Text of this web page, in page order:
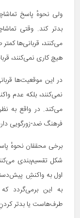
ولی نحوهٔ پاسخ
بدتر کند. وقتی
می‌کنند، قربانی‌ها
هیچ کاری نمی‌کنند،
در این موقعیت‌ها
نمی‌کنند، بلکه عدم
می‌کند. در واقع به
فرهنگ ضد-زورگویی
برخی محققان نحوهٔ
شکل تقسیم‌بندی
اول به واکنشِ
به این برمی‌گردد
طرف‌هاست یا بدتر